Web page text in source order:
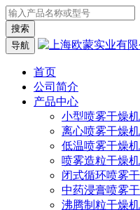
导航
首页
公司简介
产品中心
小型喷雾干燥机
离心喷雾干燥机
低温喷雾干燥机
喷雾造粒干燥机
闭式循环喷雾
中药浸膏喷雾
沸腾制粒干燥机